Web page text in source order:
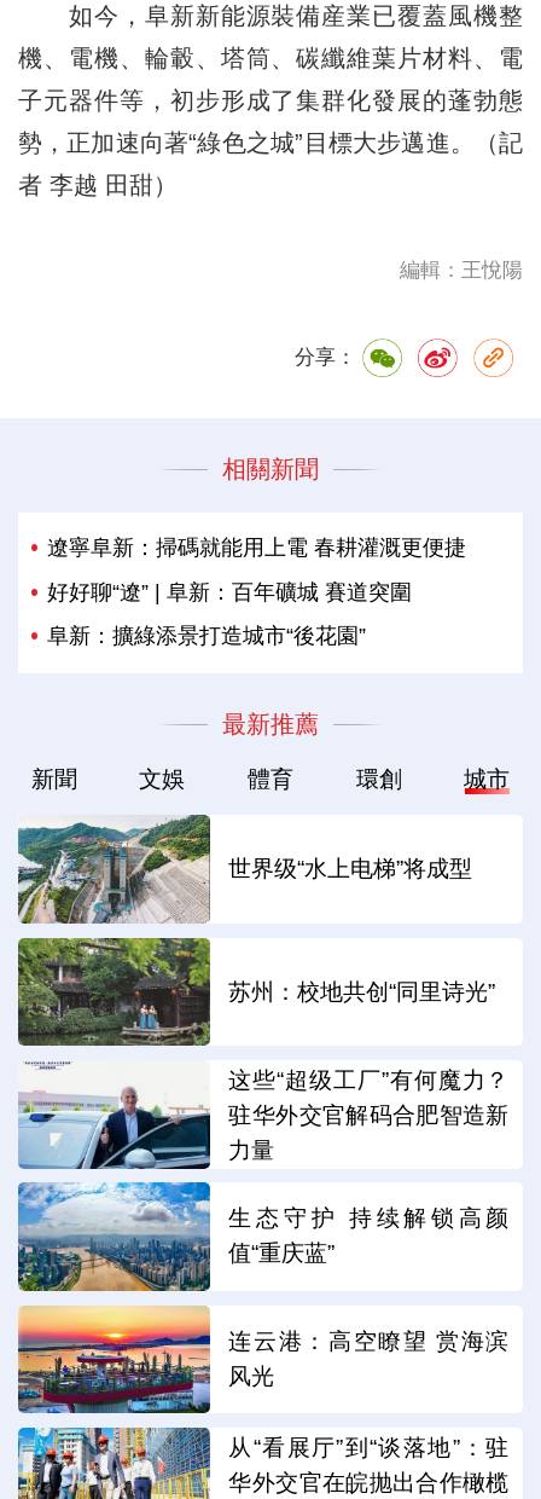
如今，阜新新能源裝備産業已覆蓋風機整
機、電機、輪轂、塔筒、碳纖維葉片材料、電
子元器件等，初步形成了集群化發展的蓬勃態
勢，正加速向著“綠色之城”目標大步邁進。（記
者 李越 田甜）
編輯：王悅陽
分享：
相關新聞
遼寧阜新：掃碼就能用上電 春耕灌溉更便捷
好好聊“遼” | 阜新：百年礦城 賽道突圍
阜新：擴綠添景打造城市“後花園”
最新推薦
新聞 文娛 體育 環創 城市
世界级“水上电梯”将成型
苏州：校地共创“同里诗光”
这些“超级工厂”有何魔力？
驻华外交官解码合肥智造新
力量
生态守护 持续解锁高颜
值“重庆蓝”
连云港：高空瞭望 赏海滨
风光
从“看展厅”到“谈落地”：驻
华外交官在皖抛出合作橄榄